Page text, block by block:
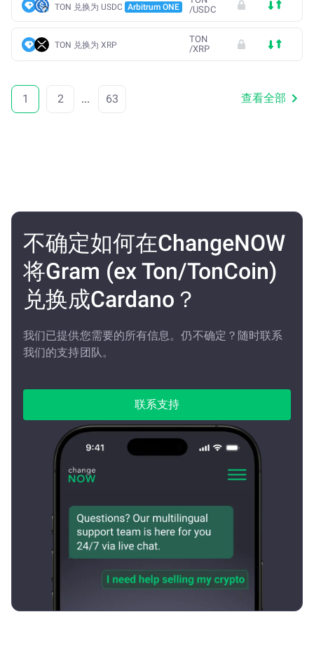
TON 兑换为 USDC Arbitrum ONE
/USDC
TON 兑换为 XRP
TON
/XRP
1 2 ... 63 查看全部
不确定如何在ChangeNOW
将Gram (ex Ton/TonCoin)
兑换成Cardano？
我们已提供您需要的所有信息。仍不确定？随时联系
我们的支持团队。
联系支持